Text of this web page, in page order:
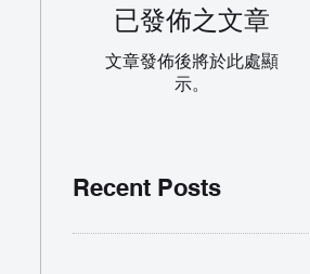
已發佈之文章
文章發佈後將於此處顯
示。
Recent Posts